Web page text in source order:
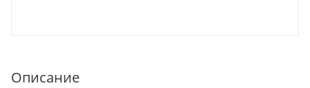
Описание